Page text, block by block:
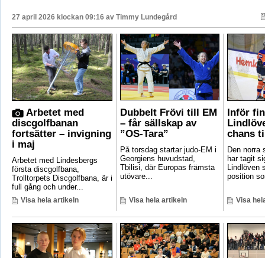
27 april 2026 klockan 09:16 av Timmy Lundegård
Arbetet med
discgolfbanan
fortsätter – invigning
i maj
Arbetet med Lindesbergs
första discgolfbana,
Trolltorpets Discgolfbana, är i
full gång och under...
Visa hela artikeln
Dubbelt Frövi till EM
– får sällskap av
”OS-Tara”
På torsdag startar judo-EM i
Georgiens huvudstad,
Tbilisi, där Europas främsta
utövare...
Visa hela artikeln
Inför
chans
Den norra
har tagit
Lindlöven
position
Visa